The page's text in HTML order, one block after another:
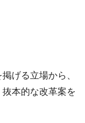
げる立場から、
本的な改革案を